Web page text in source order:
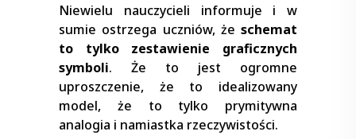
Niewielu nauczycieli informuje i w
sumie ostrzega uczniów, że schemat
to tylko zestawienie graficznych
symboli. Że to jest ogromne
uproszczenie, że to idealizowany
model, że to tylko prymitywna
analogia i namiastka rzeczywistości.